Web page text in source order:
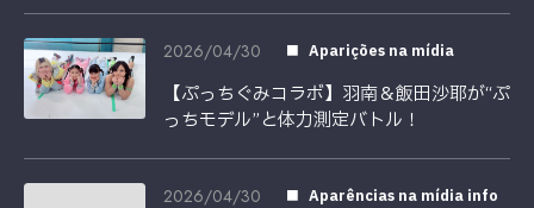
2026/04/30 Aparições na mídia
【ぷっちぐみコラボ】羽南＆飯田沙耶が“ぷ
っちモデル”と体力測定バトル！
2026/04/30 Aparências na mídia info